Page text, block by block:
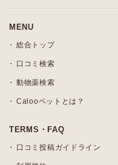
MENU
総合トップ
口コミ検索
動物薬検索
Calooペットとは？
TERMS・FAQ
口コミ投稿ガイドライン